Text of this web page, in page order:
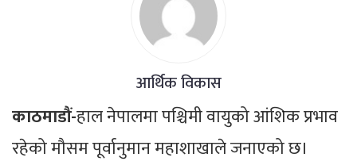
आर्थिक विकास
काठमाडौं-हाल नेपालमा पश्चिमी वायुको आंशिक प्रभाव
रहेको मौसम पूर्वानुमान महाशाखाले जनाएको छ।